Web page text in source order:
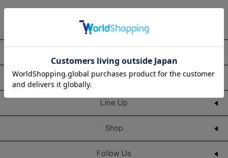
Information
Line Up
Shop
Follow Us